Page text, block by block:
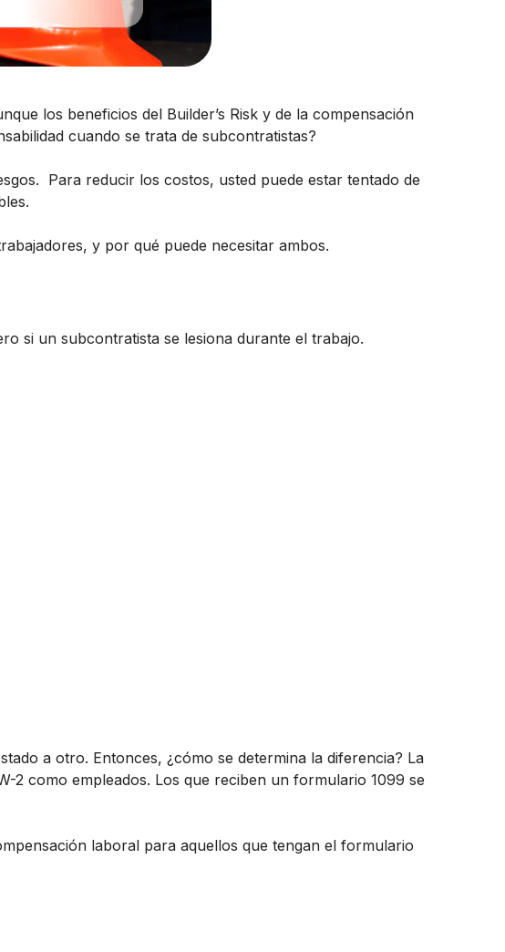
los beneficios del Builder’s Risk y de la compensación
cuando se trata de subcontratistas?
Para reducir los costos, usted puede estar tentado de
y por qué puede necesitar ambos.
si un subcontratista se lesiona durante el trabajo.
a otro. Entonces, ¿cómo se determina la diferencia? La
2 como empleados. Los que reciben un formulario 1099 se
laboral para aquellos que tengan el formulario